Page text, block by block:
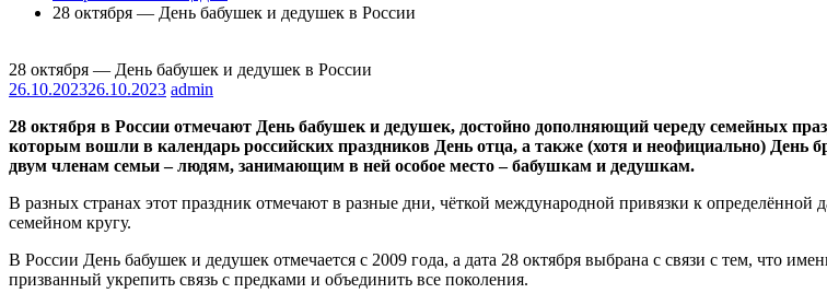
28 октября — День бабушек и дедушек в России
28 октября — День бабушек и дедушек в России
26.10.202326.10.2023 admin
28 октября в России отмечают День бабушек и дедушек, достойно дополняющий череду семейных
которым вошли в календарь российских праздников День отца, а также (хотя и неофициально) День
двум членам семьи – людям, занимающим в ней особое место – бабушкам и дедушкам.
В разных странах этот праздник отмечают в разные дни, чёткой международной привязки к определённой
семейном кругу.
В России День бабушек и дедушек отмечается с 2009 года, а дата 28 октября выбрана с связи с тем, что
призванный укрепить связь с предками и объединить все поколения.